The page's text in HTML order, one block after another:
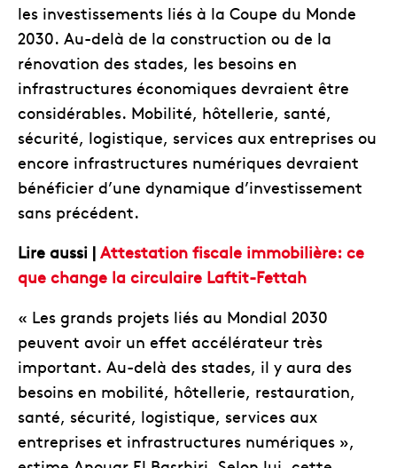
les investissements liés à la Coupe du Monde
2030. Au-delà de la construction ou de la
rénovation des stades, les besoins en
infrastructures économiques devraient être
considérables. Mobilité, hôtellerie, santé,
sécurité, logistique, services aux entreprises ou
encore infrastructures numériques devraient
bénéficier d’une dynamique d’investissement
sans précédent.
Lire aussi | Attestation fiscale immobilière: ce
que change la circulaire Laftit-Fettah
« Les grands projets liés au Mondial 2030
peuvent avoir un effet accélérateur très
important. Au-delà des stades, il y aura des
besoins en mobilité, hôtellerie, restauration,
santé, sécurité, logistique, services aux
entreprises et infrastructures numériques »,